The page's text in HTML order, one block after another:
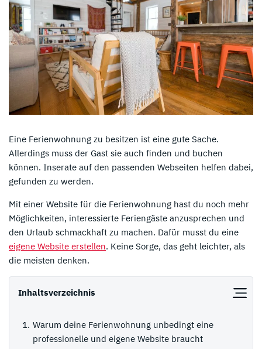
Eine Ferienwohnung zu besitzen ist eine gute Sache.
Allerdings muss der Gast sie auch finden und buchen
können. Inserate auf den passenden Webseiten helfen dabei,
gefunden zu werden.
Mit einer Website für die Ferienwohnung hast du noch mehr
Möglichkeiten, interessierte Feriengäste anzusprechen und
den Urlaub schmackhaft zu machen. Dafür musst du eine
eigene Website erstellen. Keine Sorge, das geht leichter, als
die meisten denken.
Inhaltsverzeichnis
Warum deine Ferienwohnung unbedingt eine
professionelle und eigene Website braucht